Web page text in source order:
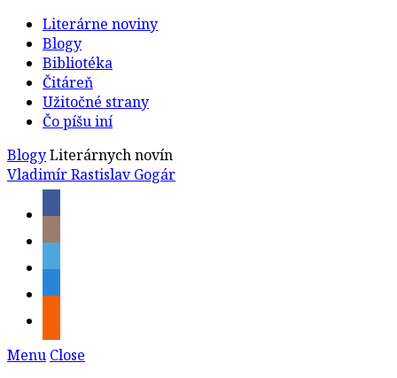
Literárne noviny
Blogy
Bibliotéka
Čitáreň
Užitočné strany
Čo píšu iní
BlogyLiterárnych novín
Vladimír Rastislav Gogár
Menu Close